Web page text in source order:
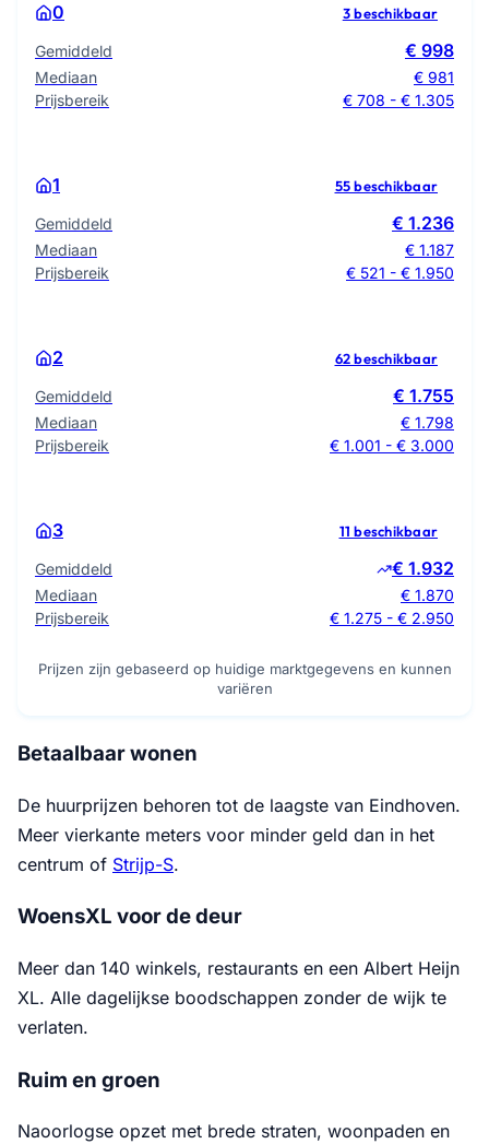
0 3 beschikbaar
Gemiddeld € 998
Mediaan
€ 981
Prijsbereik
€ 708 - € 1.305
1 55 beschikbaar
Gemiddeld € 1.236
Mediaan
€ 1.187
Prijsbereik
€ 521 - € 1.950
2 62 beschikbaar
Gemiddeld € 1.755
Mediaan
€ 1.798
Prijsbereik
€ 1.001 - € 3.000
3 11 beschikbaar
Gemiddeld € 1.932
Mediaan
€ 1.870
Prijsbereik
€ 1.275 - € 2.950
Prijzen zijn gebaseerd op huidige marktgegevens en kunnen
variëren
Betaalbaar wonen
De huurprijzen behoren tot de laagste van Eindhoven.
Meer vierkante meters voor minder geld dan in het
centrum of Strijp-S.
WoensXL voor de deur
Meer dan 140 winkels, restaurants en een Albert Heijn
XL. Alle dagelijkse boodschappen zonder de wijk te
verlaten.
Ruim en groen
Naoorlogse opzet met brede straten, woonpaden en